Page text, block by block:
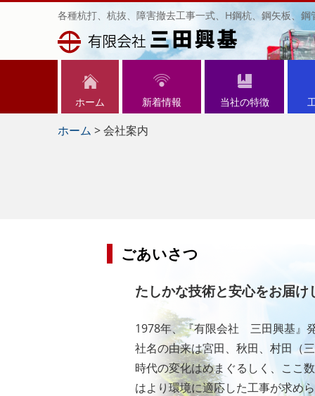
各種杭打、杭抜、障害撤去工事一式、H鋼杭、鋼矢板、
ホーム 新着情報 当社の特徴
ホーム >会社案内
ごあいさつ
たしかな技術と安心をお届け
1978年、『有限会社 三田興基』
社名の由来は宮田、秋田、村田（
時代の変化はめまぐるしく、ここ
はより環境に適応した工事が求め